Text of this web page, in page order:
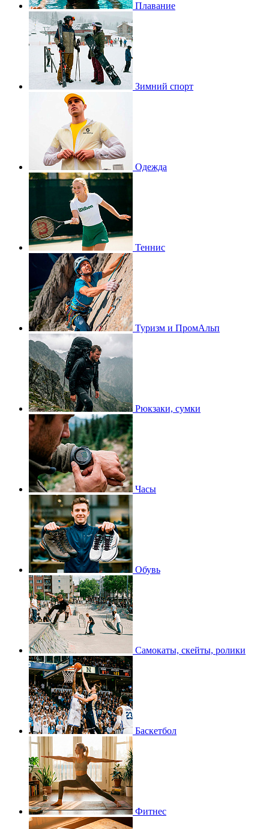
Плавание
Зимний спорт
Одежда
Теннис
Туризм и ПромАльп
Рюкзаки, сумки
Часы
Обувь
Самокаты, скейты, ролики
Баскетбол
Фитнес